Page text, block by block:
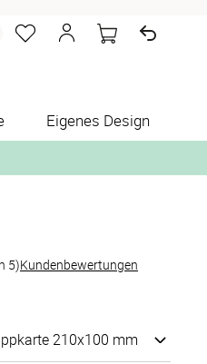
Eigenes Design
5)Kundenbewertungen
210x100 mm